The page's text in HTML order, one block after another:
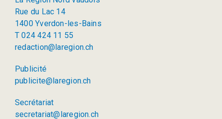
Rue du Lac 14
1400 Yverdon-les-Bains
T 024 424 11 55
redaction@laregion.ch
Publicité
publicite@laregion.ch
Secrétariat
secretariat@laregion.ch